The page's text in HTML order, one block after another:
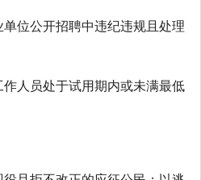
位公开招聘中违纪违规且处理
人员处于试用期内或未满最低